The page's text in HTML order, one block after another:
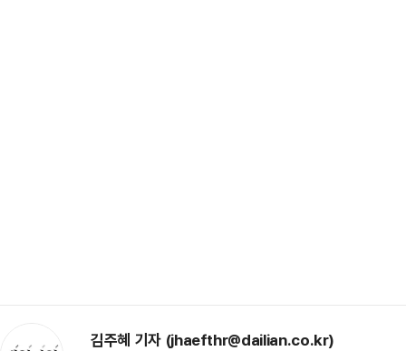
김주혜 기자 (jhaefthr@dailian.co.kr)